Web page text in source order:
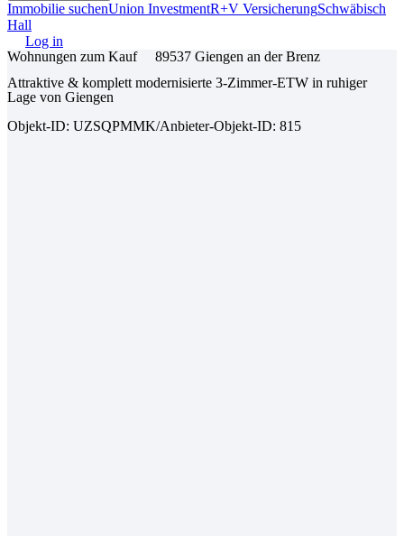
Immobilie suchenUnion InvestmentR+V VersicherungSchwäbisch
Hall
Log in
Wohnungen zum Kauf
89537 Giengen an der Brenz
Attraktive & komplett modernisierte 3-Zimmer-ETW in ruhiger
Lage von Giengen
Objekt-ID: UZSQPMMK/Anbieter-Objekt-ID: 815